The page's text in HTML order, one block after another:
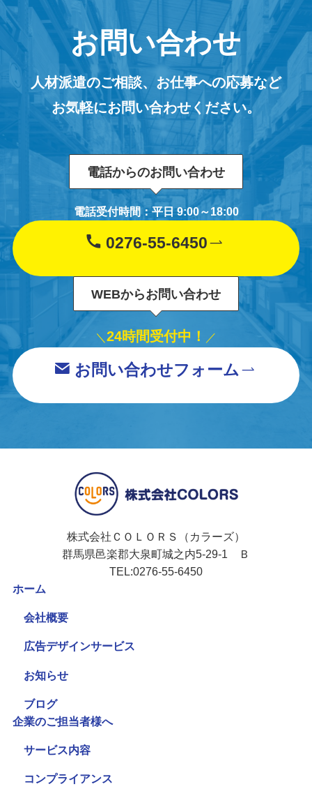
お問い合わせ
人材派遣のご相談、お仕事への応募など
お気軽にお問い合わせください。
電話からのお問い合わせ
電話受付時間：平日 9:00～18:00
0276-55-6450
WEBからお問い合わせ
＼ 24時間受付中！ ／
お問い合わせフォーム
株式会社ＣＯＬＯＲＳ（カラーズ）
群馬県邑楽郡大泉町城之内5-29-1 Ｂ
TEL:0276-55-6450
ホーム
会社概要
広告デザインサービス
お知らせ
ブログ
企業のご担当者様へ
サービス内容
コンプライアンス